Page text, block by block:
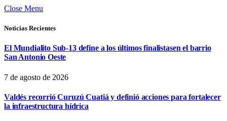
Close Menu
Noticias Recientes
El Mundialito Sub-13 define a los últimos finalistasen el barrio
San Antonio Oeste
7 de agosto de 2026
Valdés recorrió Curuzú Cuatiá y definió acciones para fortalecer
la infraestructura hídrica